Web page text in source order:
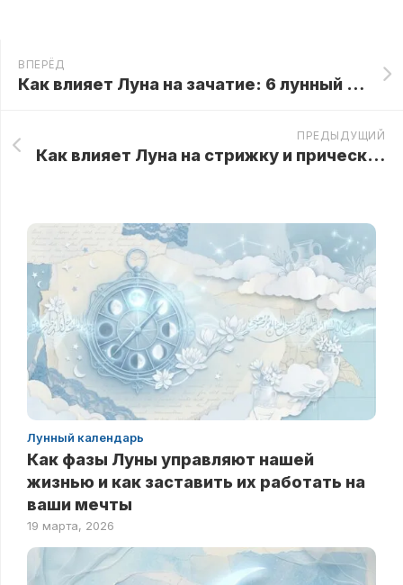
ВПЕРЁД
Как влияет Луна на зачатие: 6 лунный день
ПРЕДЫДУЩИЙ
Как влияет Луна на стрижку и прическу: 6 Лунный день
Лунный календарь
Как фазы Луны управляют нашей
жизнью и как заставить их работать на
ваши мечты
19 марта, 2026